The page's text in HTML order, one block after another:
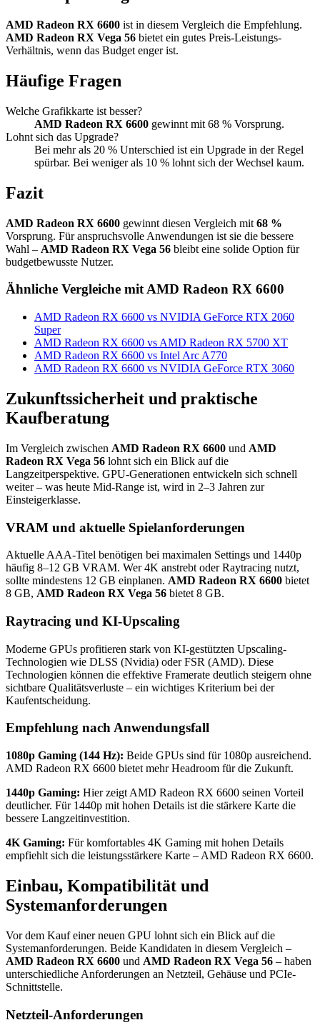
AMD Radeon RX 6600 ist in diesem Vergleich die Empfehlung.
AMD Radeon RX Vega 56 bietet ein gutes Preis-Leistungs-
Verhältnis, wenn das Budget enger ist.
Häufige Fragen
Welche Grafikkarte ist besser?
AMD Radeon RX 6600 gewinnt mit 68 % Vorsprung.
Lohnt sich das Upgrade?
Bei mehr als 20 % Unterschied ist ein Upgrade in der Regel
spürbar. Bei weniger als 10 % lohnt sich der Wechsel kaum.
Fazit
AMD Radeon RX 6600 gewinnt diesen Vergleich mit 68 %
Vorsprung. Für anspruchsvolle Anwendungen ist sie die bessere
Wahl – AMD Radeon RX Vega 56 bleibt eine solide Option für
budgetbewusste Nutzer.
Ähnliche Vergleiche mit AMD Radeon RX 6600
AMD Radeon RX 6600 vs NVIDIA GeForce RTX 2060
Super
AMD Radeon RX 6600 vs AMD Radeon RX 5700 XT
AMD Radeon RX 6600 vs Intel Arc A770
AMD Radeon RX 6600 vs NVIDIA GeForce RTX 3060
Zukunftssicherheit und praktische
Kaufberatung
Im Vergleich zwischen AMD Radeon RX 6600 und AMD
Radeon RX Vega 56 lohnt sich ein Blick auf die
Langzeitperspektive. GPU-Generationen entwickeln sich schnell
weiter – was heute Mid-Range ist, wird in 2–3 Jahren zur
Einsteigerklasse.
VRAM und aktuelle Spielanforderungen
Aktuelle AAA-Titel benötigen bei maximalen Settings und 1440p
häufig 8–12 GB VRAM. Wer 4K anstrebt oder Raytracing nutzt,
sollte mindestens 12 GB einplanen. AMD Radeon RX 6600 bietet
8 GB, AMD Radeon RX Vega 56 bietet 8 GB.
Raytracing und KI-Upscaling
Moderne GPUs profitieren stark von KI-gestützten Upscaling-
Technologien wie DLSS (Nvidia) oder FSR (AMD). Diese
Technologien können die effektive Framerate deutlich steigern ohne
sichtbare Qualitätsverluste – ein wichtiges Kriterium bei der
Kaufentscheidung.
Empfehlung nach Anwendungsfall
1080p Gaming (144 Hz): Beide GPUs sind für 1080p ausreichend.
AMD Radeon RX 6600 bietet mehr Headroom für die Zukunft.
1440p Gaming: Hier zeigt AMD Radeon RX 6600 seinen Vorteil
deutlicher. Für 1440p mit hohen Details ist die stärkere Karte die
bessere Langzeitinvestition.
4K Gaming: Für komfortables 4K Gaming mit hohen Details
empfiehlt sich die leistungsstärkere Karte – AMD Radeon RX 6600.
Einbau, Kompatibilität und
Systemanforderungen
Vor dem Kauf einer neuen GPU lohnt sich ein Blick auf die
Systemanforderungen. Beide Kandidaten in diesem Vergleich –
AMD Radeon RX 6600 und AMD Radeon RX Vega 56 – haben
unterschiedliche Anforderungen an Netzteil, Gehäuse und PCIe-
Schnittstelle.
Netzteil-Anforderungen